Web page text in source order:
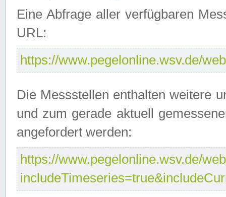
Eine Abfrage aller verfügbaren
URL:
https://www.pegelonline.wsv.de/
Die Messstellen enthalten weitere
und zum gerade aktuell
angefordert werden:
https://www.pegelonline.wsv.de/